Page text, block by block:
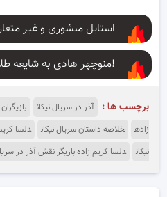
استایل منشوری و غیر
منوچهر هادی به شایعه طلاقش از یکتا ناصر پاسخ داد!
برچسب ها : آذر در سریال نیکان
زاده
خلاصه داستان سریال نیکان دلسا
نیکان
دلسا کریم زاده بازیگر نقش آذر در